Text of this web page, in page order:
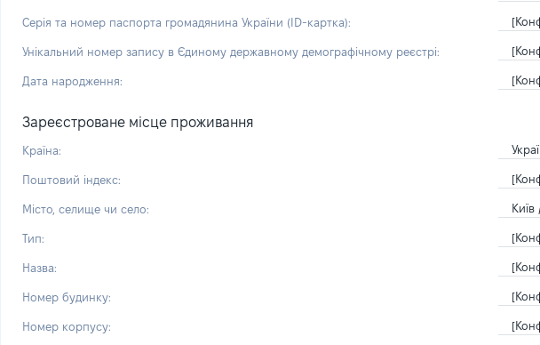
Серія та номер паспорта громадянина України (ID-картка):
Унікальний номер запису в Єдиному державному демографічному реєстрі:
Дата народження:
Зареєстроване місце проживання
Країна:
Поштовий індекс:
Місто, селище чи село: Київ
Тип:
Назва:
Номер будинку:
Номер корпусу: